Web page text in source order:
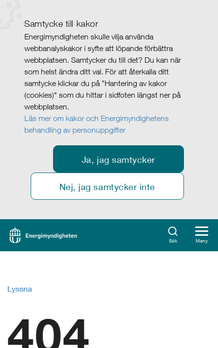
Samtycke till kakor
Energimyndigheten skulle vilja använda
webbanalyskakor i syfte att löpande förbättra
webbplatsen. Samtycker du till det? Du kan när
som helst ändra ditt val. För att återkalla ditt
samtycke klickar du på ”Hantering av kakor
(cookies)" som du hittar i sidfoten längst ner på
webbplatsen.
Läs mer om kakor och Energimyndighetens
behandling av personuppgifter
Ja, jag samtycker
Nej, jag samtycker inte
Sök Meny
Lyssna
404